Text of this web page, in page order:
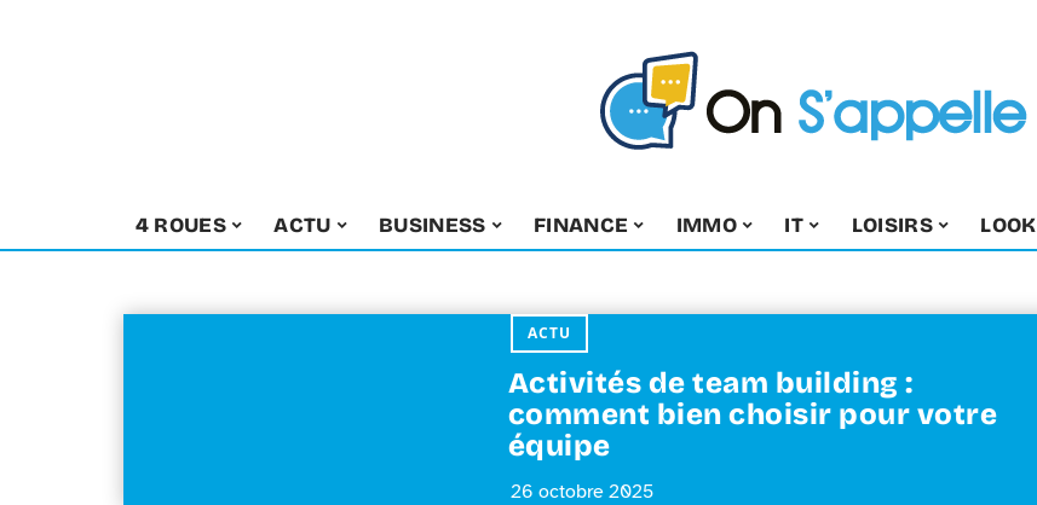
4 ROUES ACTU BUSINESS FINANCE IMMO IT LOISIRS LOOK
ACTU
Activités de team building :
comment bien choisir pour votre
équipe
26 octobre 2025